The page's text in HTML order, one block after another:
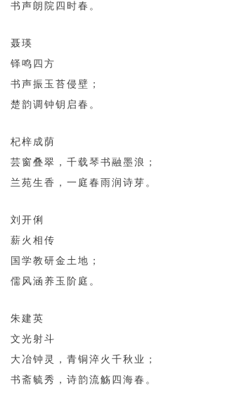
书声朗院四时春。
聂瑛
铎鸣四方
书声振玉苔侵壁；
楚韵调钟钥启春。
杞梓成荫
芸窗叠翠，千载琴书融墨浪；
兰苑生香，一庭春雨润诗芽。
刘开俐
薪火相传
国学教研金土地；
儒风涵养玉阶庭。
朱建英
文光射斗
大冶钟灵，青铜淬火千秋业；
书斋毓秀，诗韵流觞四海春。